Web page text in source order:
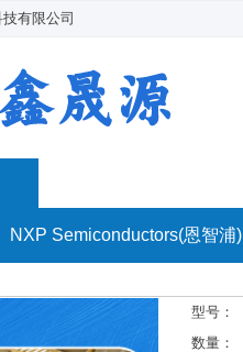
有限公司
NXP Semiconductors(恩智浦)
型号：
数量：